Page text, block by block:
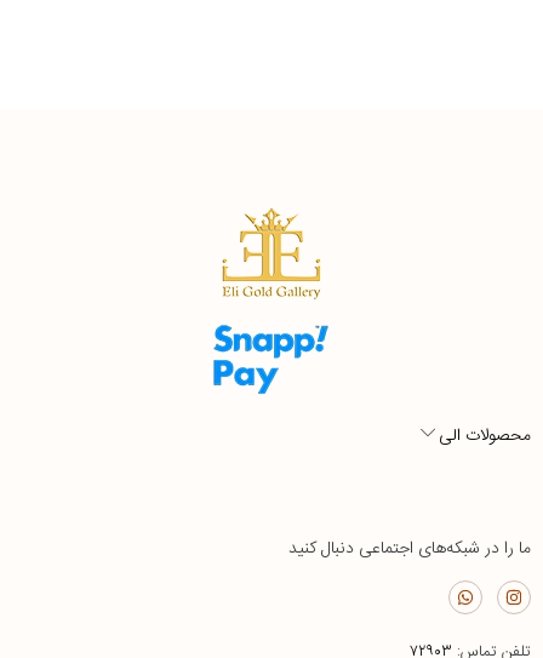
محصولات الی
ما را در شبکه‌های اجتماعی دنبال کنید
تلفن تماس: ۷۲۹۰۳